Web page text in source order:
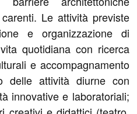
Le attività previste
e organizzazione di
quotidiana con ricerca
e accompagnamento
delle attività diurne con
innovative e laboratoriali;